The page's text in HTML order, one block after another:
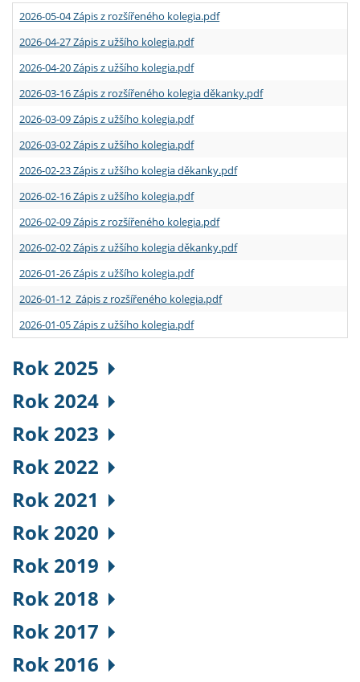
2026-05-04 Zápis z rozšířeného kolegia.pdf
2026-04-27 Zápis z užšího kolegia.pdf
2026-04-20 Zápis z užšího kolegia.pdf
2026-03-16 Zápis z rozšířeného kolegia děkanky.pdf
2026-03-09 Zápis z užšího kolegia.pdf
2026-03-02 Zápis z užšího kolegia.pdf
2026-02-23 Zápis z užšího kolegia děkanky.pdf
2026-02-16 Zápis z užšího kolegia.pdf
2026-02-09 Zápis z rozšířeného kolegia.pdf
2026-02-02 Zápis z užšího kolegia děkanky.pdf
2026-01-26 Zápis z užšího kolegia.pdf
2026-01-12 Zápis z rozšířeného kolegia.pdf
2026-01-05 Zápis z užšího kolegia.pdf
Rok 2025
Rok 2024
Rok 2023
Rok 2022
Rok 2021
Rok 2020
Rok 2019
Rok 2018
Rok 2017
Rok 2016